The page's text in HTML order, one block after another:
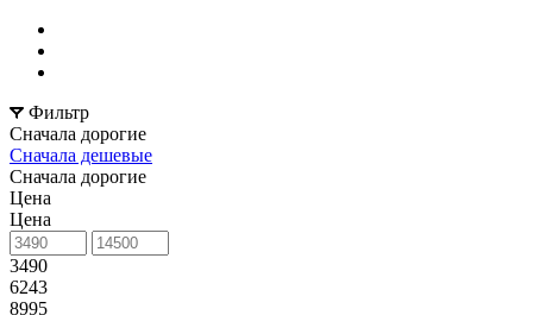
Фильтр
Сначала дорогие
Сначала дешевые
Сначала дорогие
Цена
Цена
3490
6243
8995